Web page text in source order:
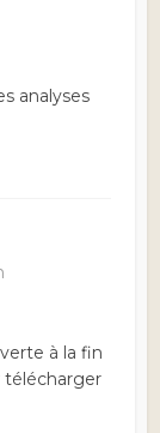
analyses
à la fin
télécharger